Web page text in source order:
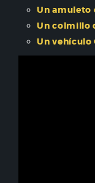
Un amuleto
Un colmillo
Un vehículo